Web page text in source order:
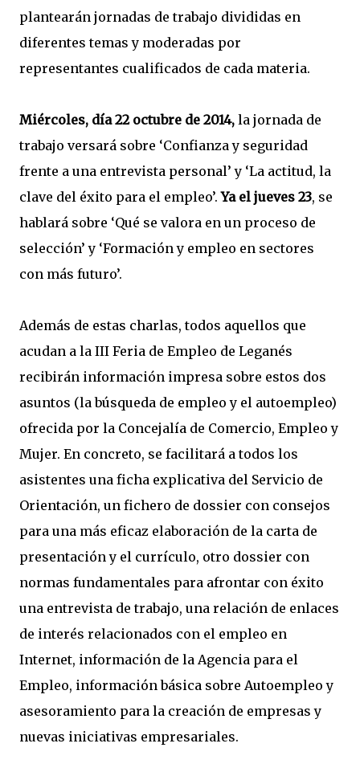
plantearán jornadas de trabajo divididas en
diferentes temas y moderadas por
representantes cualificados de cada materia.
Miércoles, día 22 octubre de 2014, la jornada de
trabajo versará sobre ‘Confianza y seguridad
frente a una entrevista personal’ y ‘La actitud, la
clave del éxito para el empleo’.Ya el jueves 23, se
hablará sobre ‘Qué se valora en un proceso de
selección’ y ‘Formación y empleo en sectores
con más futuro’.
Además de estas charlas, todos aquellos que
acudan a la III Feria de Empleo de Leganés
recibirán información impresa sobre estos dos
asuntos (la búsqueda de empleo y el autoempleo)
ofrecida por la Concejalía de Comercio, Empleo y
Mujer. En concreto, se facilitará a todos los
asistentes una ficha explicativa del Servicio de
Orientación, un fichero de dossier con consejos
para una más eficaz elaboración de la carta de
presentación y el currículo, otro dossier con
normas fundamentales para afrontar con éxito
una entrevista de trabajo, una relación de enlaces
de interés relacionados con el empleo en
Internet, información de la Agencia para el
Empleo, información básica sobre Autoempleo y
asesoramiento para la creación de empresas y
nuevas iniciativas empresariales.